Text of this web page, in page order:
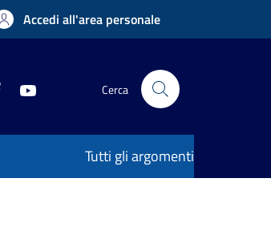
Accedi all'area personale
Cerca
Tutti gli argomenti